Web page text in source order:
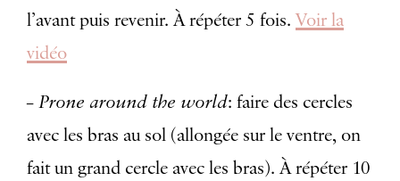
l’avant puis revenir. À répéter 5 fois. Voir la
vidéo
– Prone around the world: faire des cercles
avec les bras au sol (allongée sur le ventre, on
fait un grand cercle avec les bras). À répéter 10